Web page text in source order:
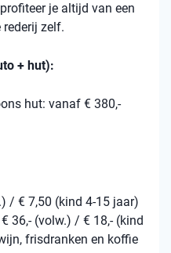
je altijd van een
zelf.
+ hut):
hut: vanaf € 380,-
/ € 7,50 (kind 4-15 jaar)
36,- (volw.) / € 18,- (kind
frisdranken en koffie